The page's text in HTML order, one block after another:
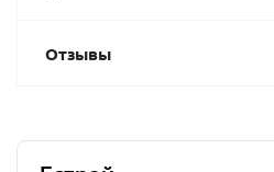
Отзывы